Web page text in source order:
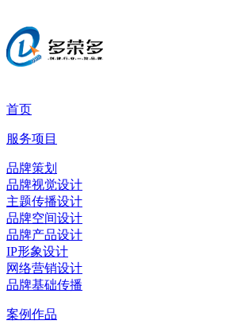
首页
服务项目
品牌策划
品牌视觉设计
主题传播设计
品牌空间设计
品牌产品设计
IP形象设计
网络营销设计
品牌基础传播
案例作品